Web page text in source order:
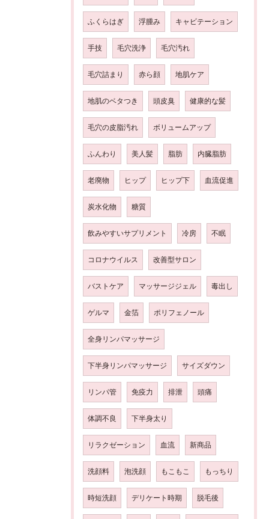
ふくらはぎ 浮腫み キャビテーション
手技 毛穴洗浄 毛穴汚れ
毛穴詰まり 赤ら顔 地肌ケア
地肌のベタつき 頭皮臭 健康的な髪
毛穴の皮脂汚れ ボリュームアップ
ふんわり 美人髪 脂肪 内臓脂肪
老廃物 ヒップ ヒップ下 血流促進
炭水化物 糖質
飲みやすいサプリメント 冷房 不眠
コロナウイルス 改善型サロン
バストケア マッサージジェル 毒出し
ゲルマ 金箔 ポリフェノール
全身リンパマッサージ
下半身リンパマッサージ サイズダウン
リンパ管 免疫力 排泄 頭痛
体調不良 下半身太り
リラクゼーション 血流 新商品
洗顔料 泡洗顔 もこもこ もっちり
時短洗顔 デリケート時期 脱毛後